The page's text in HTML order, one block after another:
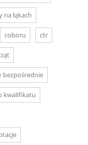
na łąkach
coboru ctr
bezpośrednie
kwalifikatu